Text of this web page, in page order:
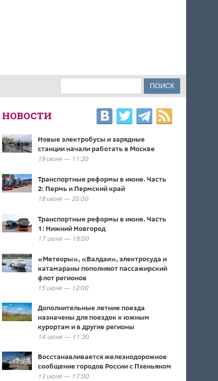
ФОРМА ПОИСКА
НОВОСТИ
Новые электробусы и зарядные
станции начали работать в Москве
19 июня — 11:20
Транспортные реформы в июне. Часть
2: Пермь и Пермский край
18 июня — 20:00
Транспортные реформы в июне. Часть
1: Нижний Новгород
17 июня — 18:00
«Метеоры», «Валдаи», электросуда и
катамараны пополняют пассажирский
флот регионов
15 июня — 12:00
Дополнительные летние поезда
назначены для поездок к южным
курортам и в другие регионы
14 июня — 11:30
Восстанавливается железнодорожное
сообщение городов России с Пхеньяном
13 июня — 17:00